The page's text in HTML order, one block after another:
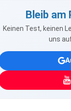
Bleib am
Keinen Test, keinen
uns